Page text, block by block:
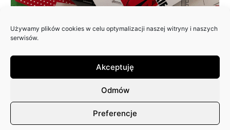
Używamy plików cookies w celu optymalizacji naszej witryny i naszych
serwisów.
Akceptuję
Odmów
Preferencje
ZAPRASZAMY DO NADSYŁANIA
PISMA: SCENY POLSKIE